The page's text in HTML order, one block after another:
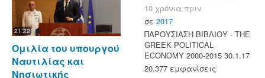
21:22
Ομιλία του υπουργού
Ναυτιλίας και
Νησιωτικής
10 χρόνια πριν
σε 2017
ΠΑΡΟΥΣΙΑΣΗ ΒΙΒΛΙΟΥ - ΤΗΕ
GREEK POLITICAL
ECONOMY 2000-2015 30.1.17
20,377 εμφανίσεις